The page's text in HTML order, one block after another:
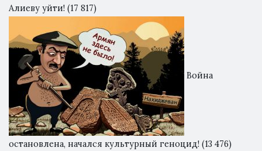
Алиеву уйти! (17 817)
Война
остановлена, начался культурный геноцид! (13 476)